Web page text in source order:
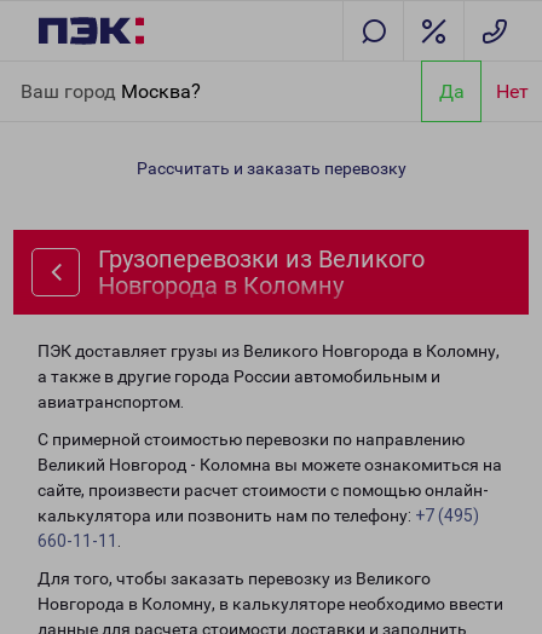
Ваш город Москва? Да Нет
Новгорода в Коломну
Рассчитать и заказать перевозку
Грузоперевозки из Великого
Новгорода в Коломну
ПЭК доставляет грузы из Великого Новгорода в Коломну,
а также в другие города России автомобильным и
авиатранспортом.
С примерной стоимостью перевозки по направлению
Великий Новгород - Коломна вы можете ознакомиться на
сайте, произвести расчет стоимости с помощью онлайн-
калькулятора или позвонить нам по телефону: +7 (495)
660-11-11
Для того, чтобы заказать перевозку из Великого
Новгорода в Коломну, в калькуляторе необходимо ввести
данные для расчета стоимости доставки и заполнить